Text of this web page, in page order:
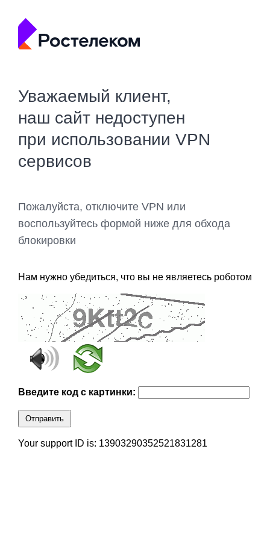
Уважаемый клиент,
наш сайт недоступен
при использовании VPN
сервисов
Пожалуйста, отключите VPN или
воспользуйтесь формой ниже для обхода
блокировки
Нам нужно убедиться, что вы не являетесь роботом
Введите код с картинки:
Отправить
Your support ID is: 13903290352521831281